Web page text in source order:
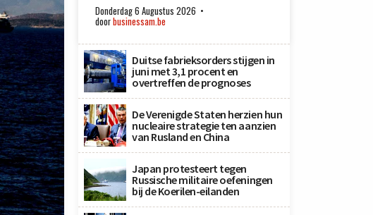
Donderdag 6 Augustus 2026
doorbusinessam.be
Duitse fabrieksorders stijgen in
juni met 3,1 procent en
overtreffen de prognoses
De Verenigde Staten herzien hun
nucleaire strategie ten aanzien
van Rusland en China
Japan protesteert tegen
Russische militaire oefeningen
bij de Koerilen-eilanden